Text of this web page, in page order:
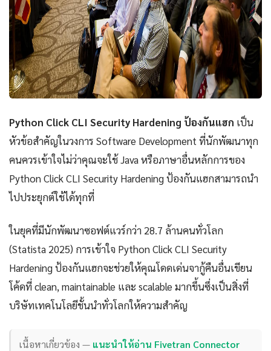
Python Click CLI Security Hardening ป้องกันแฮก เป็น
หัวข้อสำคัญในวงการ Software Development ที่นักพัฒนาทุก
คนควรเข้าใจไม่ว่าคุณจะใช้ Java หรือภาษาอื่นหลักการของ
Python Click CLI Security Hardening ป้องกันแฮกสามารถนำ
ไปประยุกต์ใช้ได้ทุกที่
ในยุคที่มีนักพัฒนาซอฟต์แวร์กว่า 28.7 ล้านคนทั่วโลก
(Statista 2025) การเข้าใจ Python Click CLI Security
Hardening ป้องกันแฮกจะช่วยให้คุณโดดเด่นจากู้คืนอื่นเขียน
โค้ดที่ clean, maintainable และ scalable มากขึ้นซึ่งเป็นสิ่งที่
บริษัทเทคโนโลยีชั้นนำทั่วโลกให้ความสำคัญ
เนื้อหาเกี่ยวข้อง — แนะนำให้อ่าน Fivetran Connector